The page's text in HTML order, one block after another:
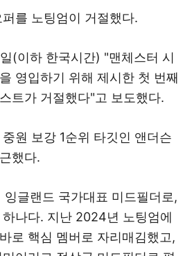
를 노팅엄이 거절했다.
(이하 한국시간) "맨체스터 시
영입하기 위해 제시한 첫 번째
트가 거절했다"고 보도했다.
원 보강 1순위 타깃인 앤더슨
했다.
글랜드 국가대표 미드필더로,
나다. 지난 2024년 노팅엄에
로 핵심 멤버로 자리매김했고,